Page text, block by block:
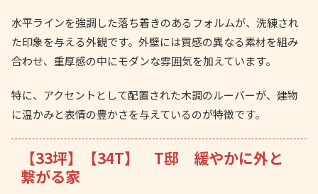
水平ラインを強調した落ち着きのあるフォルムが、洗練され
た印象を与える外観です。外壁には質感の異なる素材を組み
合わせ、重厚感の中にモダンな雰囲気を加えています。
特に、アクセントとして配置された木調のルーバーが、建物
に温かみと表情の豊かさを与えているのが特徴です。
【33坪】【34T】 T邸 緩やかに外と
繋がる家